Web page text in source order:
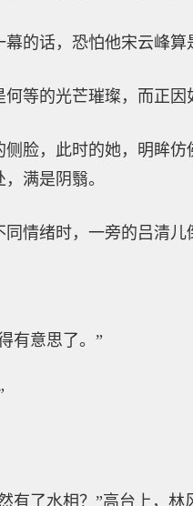
的话，恐怕他宋云峰算
等的光芒璀璨，而正因
脸，此时的她，明眸
满是阴翳。
情绪时，一旁的吕清
有意思了。”
有了水相？”高台上，林